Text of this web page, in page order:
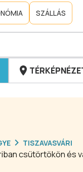
SZÁLLÁS
TISZAVASVÁRI
csütörtökön és